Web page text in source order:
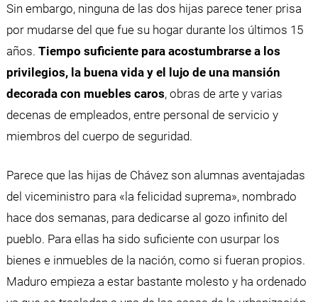
Sin embargo, ninguna de las dos hijas parece tener prisa
por mudarse del que fue su hogar durante los últimos 15
años. Tiempo suficiente para acostumbrarse a los
privilegios, la buena vida y el lujo de una mansión
decorada con muebles caros, obras de arte y varias
decenas de empleados, entre personal de servicio y
miembros del cuerpo de seguridad.
Parece que las hijas de Chávez son alumnas aventajadas
del viceministro para «la felicidad suprema», nombrado
hace dos semanas, para dedicarse al gozo infinito del
pueblo. Para ellas ha sido suficiente con usurpar los
bienes e inmuebles de la nación, como si fueran propios.
Maduro empieza a estar bastante molesto y ha ordenado